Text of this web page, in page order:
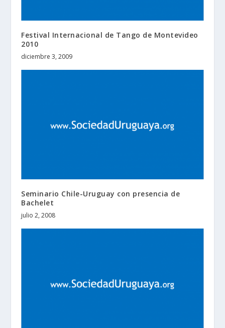
Festival Internacional de Tango de Montevideo
2010
diciembre 3, 2009
Seminario Chile-Uruguay con presencia de
Bachelet
julio 2, 2008